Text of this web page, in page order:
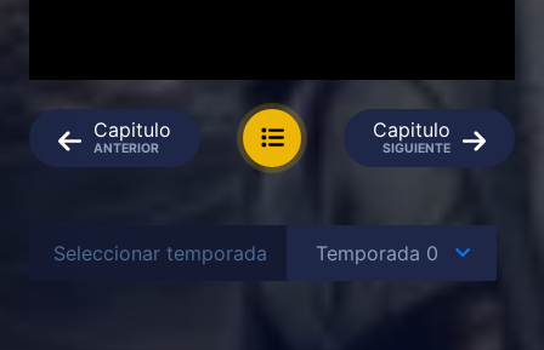
Capitulo
ANTERIOR
Capitulo
SIGUIENTE
Seleccionar temporada